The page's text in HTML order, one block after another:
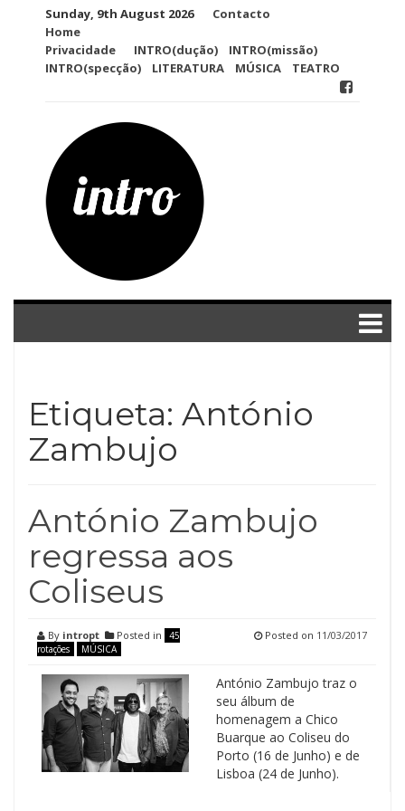
Sunday, 9th August 2026
Contacto
Home
Privacidade
INTRO(dução)
INTRO(missão)
INTRO(specção)
LITERATURA MÚSICA TEATRO
Etiqueta: António
Zambujo
António Zambujo
regressa aos
Coliseus
By intropt Posted in
45
rotações
MÚSICA
Posted on 11/03/2017
António Zambujo traz o
seu álbum de
homenagem a Chico
Buarque ao Coliseu do
Porto (16 de Junho) e de
Lisboa (24 de Junho).